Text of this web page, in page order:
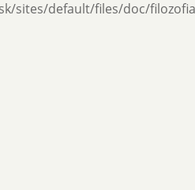
sites/default/files/doc/